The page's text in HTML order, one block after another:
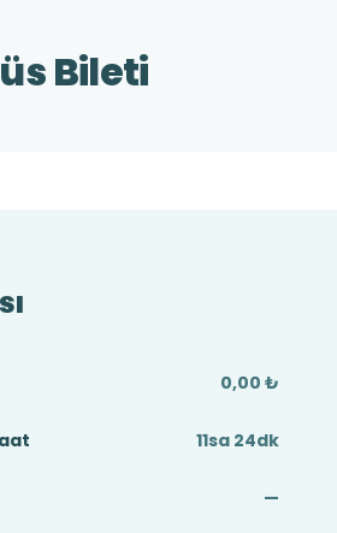
Bileti
0,00 ₺
11sa 24dk
—